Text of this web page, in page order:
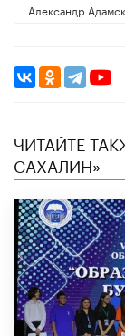
Александр
ЧИТАЙТЕ
САХАЛИН»